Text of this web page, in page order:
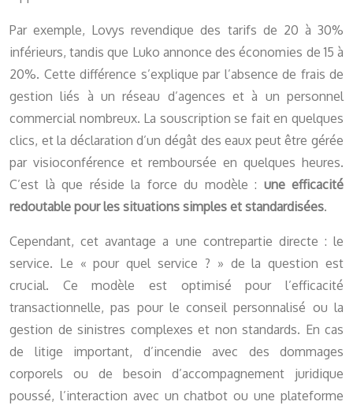
Par exemple, Lovys revendique des tarifs de 20 à 30%
inférieurs, tandis que Luko annonce des économies de 15 à
20%. Cette différence s’explique par l’absence de frais de
gestion liés à un réseau d’agences et à un personnel
commercial nombreux. La souscription se fait en quelques
clics, et la déclaration d’un dégât des eaux peut être gérée
par visioconférence et remboursée en quelques heures.
C’est là que réside la force du modèle : une efficacité
redoutable pour les situations simples et standardisées.
Cependant, cet avantage a une contrepartie directe : le
service. Le « pour quel service ? » de la question est
crucial. Ce modèle est optimisé pour l’efficacité
transactionnelle, pas pour le conseil personnalisé ou la
gestion de sinistres complexes et non standards. En cas
de litige important, d’incendie avec des dommages
corporels ou de besoin d’accompagnement juridique
poussé, l’interaction avec un chatbot ou une plateforme